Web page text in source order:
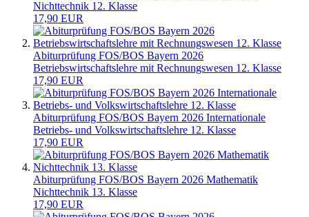
Nichttechnik 12. Klasse
17,90 EUR
Abiturprüfung FOS/BOS Bayern 2026
Betriebswirtschaftslehre mit Rechnungswesen 12. Klasse
17,90 EUR
Abiturprüfung FOS/BOS Bayern 2026 Internationale
Betriebs- und Volkswirtschaftslehre 12. Klasse
17,90 EUR
Abiturprüfung FOS/BOS Bayern 2026 Mathematik
Nichttechnik 13. Klasse
17,90 EUR